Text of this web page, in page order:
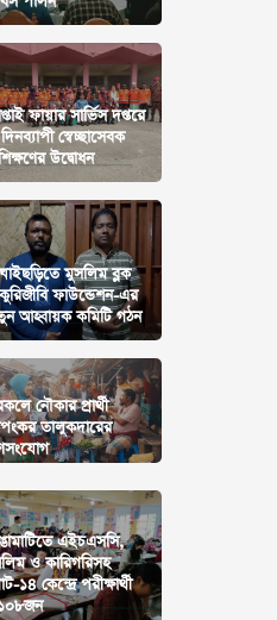
ফায়ার সার্ভিস দপ্তরে
স্বেচ্ছাসেবক
উদ্বোধন
মুসলিম ব্লক
ফাউন্ডেশন-এর
আহ্বায়ক কমিটি গঠন
নৌকার প্রার্থী
তালুকদারের
এইচএসসি,
ও কারিগরিসহ
১৪ কেন্দ্রে পরীক্ষার্থী